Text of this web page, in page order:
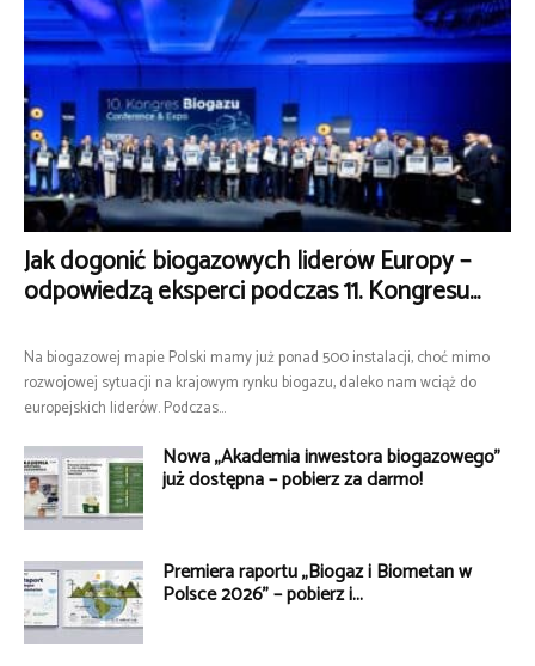
Jak dogonić biogazowych liderów Europy –
odpowiedzą eksperci podczas 11. Kongresu...
Na biogazowej mapie Polski mamy już ponad 500 instalacji, choć mimo
rozwojowej sytuacji na krajowym rynku biogazu, daleko nam wciąż do
europejskich liderów. Podczas...
Nowa „Akademia inwestora biogazowego”
już dostępna – pobierz za darmo!
Premiera raportu „Biogaz i Biometan w
Polsce 2026” – pobierz i...